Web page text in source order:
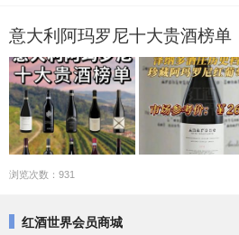
意大利阿玛罗尼十大贵酒榜单
浏览次数：931
红酒世界会员商城